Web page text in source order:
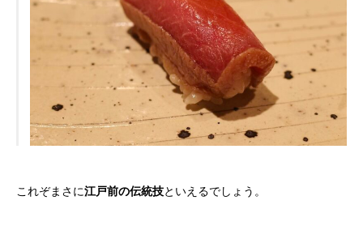
これぞまさに江戸前の伝統技といえるでしょう。